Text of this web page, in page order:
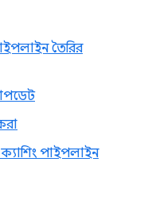
তৈরির
পাইপলাইন